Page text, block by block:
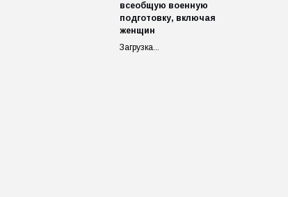
всеобщую военную
подготовку, включая
женщин
Загрузка...